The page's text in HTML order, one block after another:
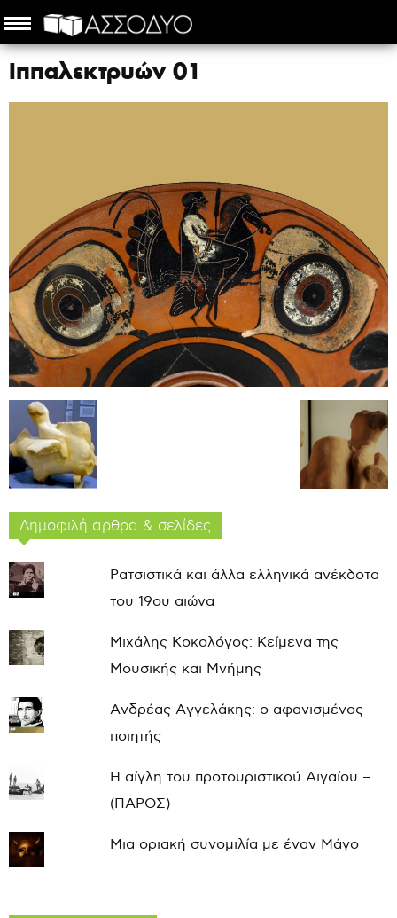
Ιππαλεκτρυών 01
Δημοφιλή άρθρα & σελίδες
Ρατσιστικά και άλλα ελληνικά ανέκδοτα
του 19ου αιώνα
Μιχάλης Κοκολόγος: Κείμενα της
Μουσικής και Μνήμης
Ανδρέας Αγγελάκης: ο αφανισμένος
ποιητής
Η αίγλη του προτουριστικού Αιγαίου –
(ΠΑΡΟΣ)
Μια οριακή συνομιλία με έναν Μάγο